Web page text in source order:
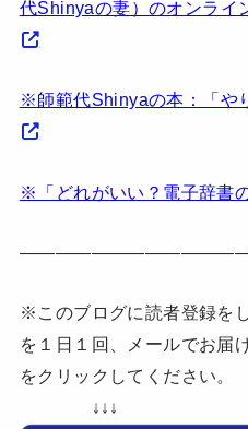
代Shinyaの妻）のオンライ
※師範代Shinyaの本：「や
※「どれがいい？電子辞書
※このブログに読者登録を
を１日１回、メールでお届
をクリックしてください。
↓↓↓